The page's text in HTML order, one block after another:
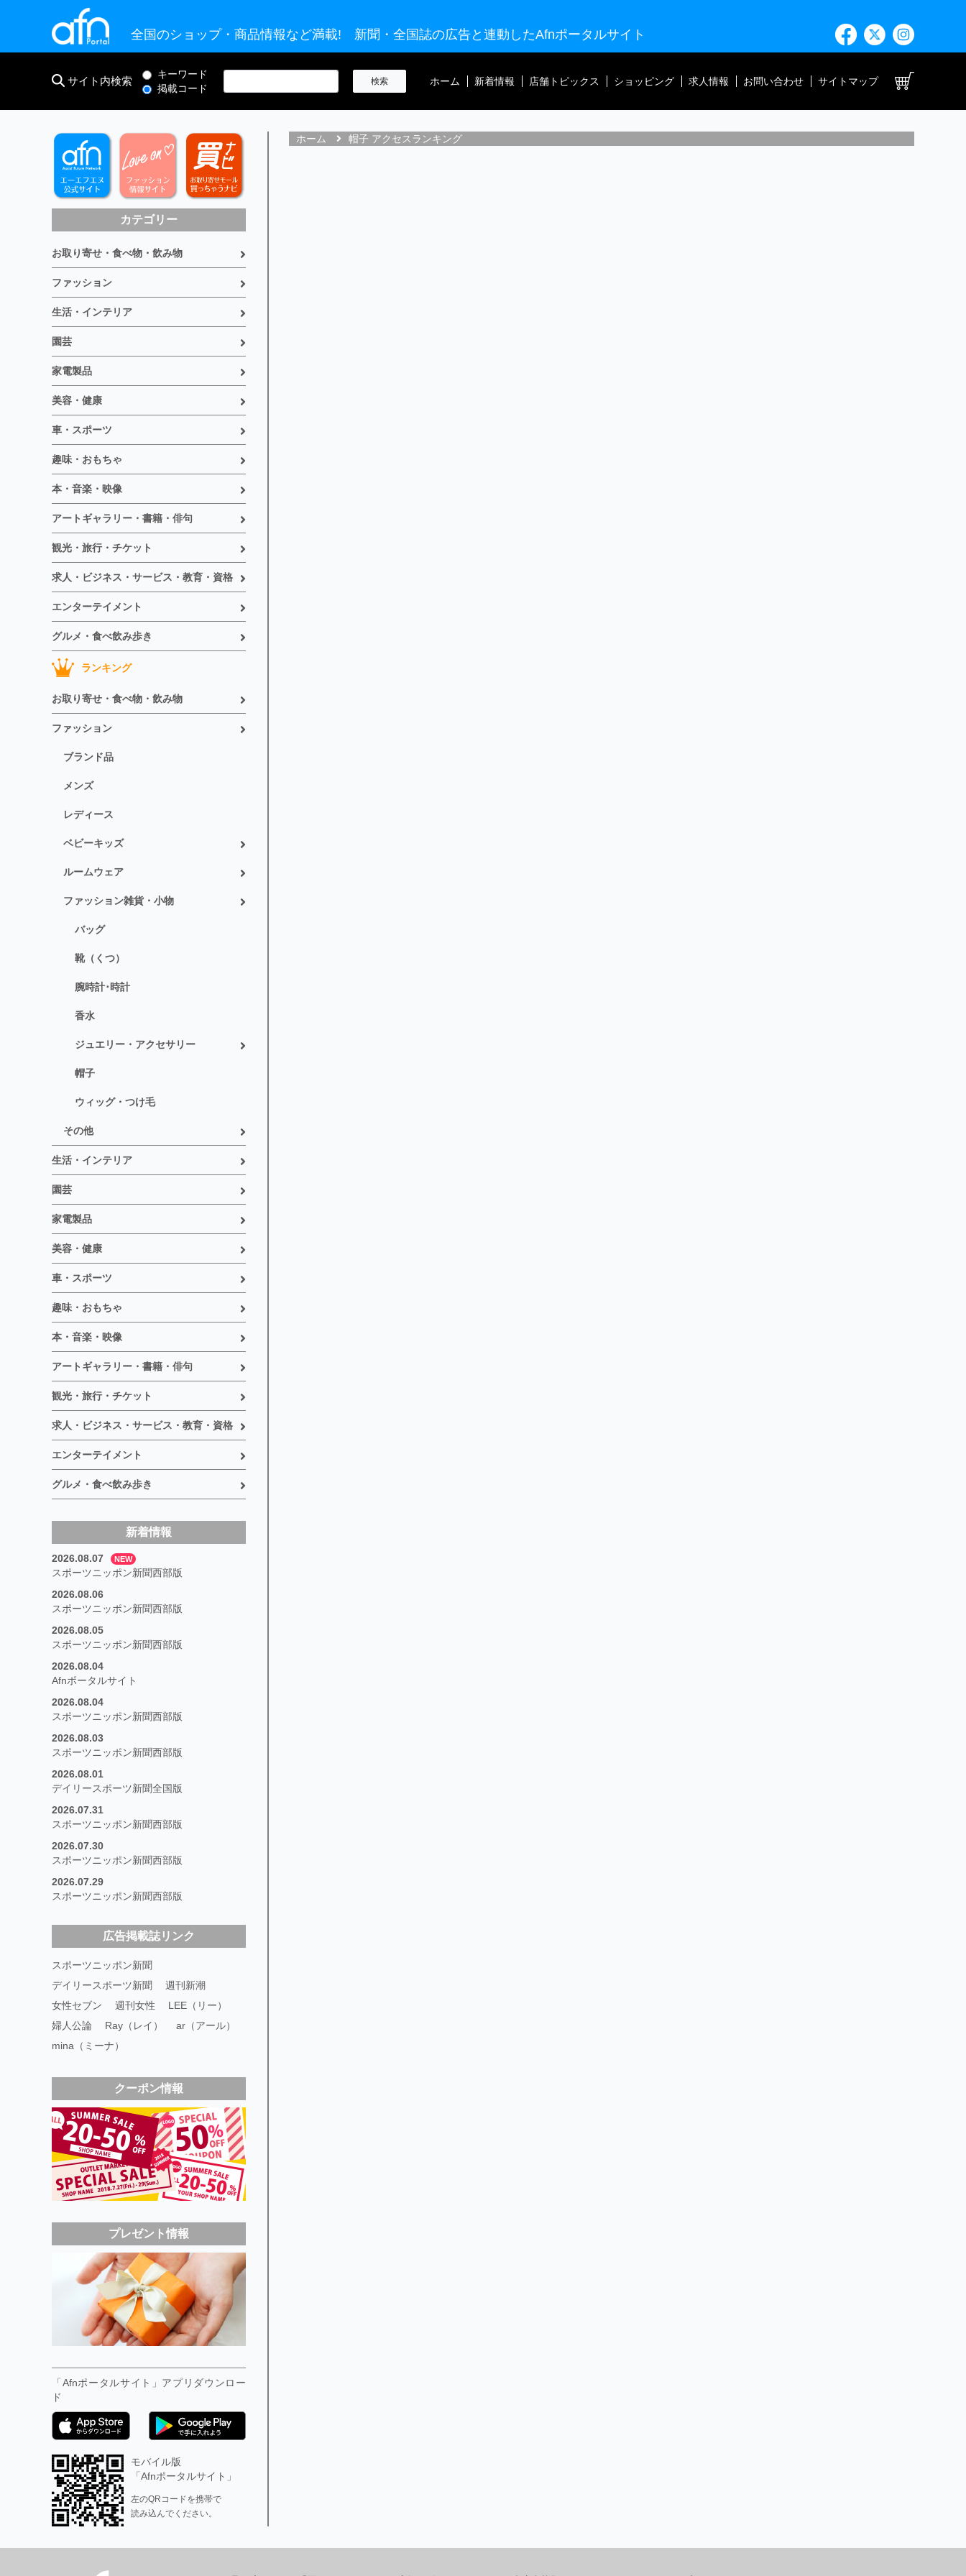
全国のショップ・商品情報など満載! 新聞・全国誌の広告と連動したAfnポータルサイト
サイト内検索
キーワード
掲載コード
ホーム 新着情報 店舗トピックス ショッピング 求人情報 お問い合わせ サイトマップ
カテゴリー
お取り寄せ・食べ物・飲み物
ファッション
生活・インテリア
園芸
家電製品
美容・健康
車・スポーツ
趣味・おもちゃ
本・音楽・映像
アートギャラリー・書籍・俳句
観光・旅行・チケット
求人・ビジネス・サービス・教育・資格
エンターテイメント
グルメ・食べ飲み歩き
ランキング
お取り寄せ・食べ物・飲み物
ファッション
ブランド品
メンズ
レディース
ベビーキッズ
ルームウェア
ファッション雑貨・小物
バッグ
靴（くつ）
腕時計･時計
香水
ジュエリー・アクセサリー
帽子
ウィッグ・つけ毛
その他
生活・インテリア
園芸
家電製品
美容・健康
車・スポーツ
趣味・おもちゃ
本・音楽・映像
アートギャラリー・書籍・俳句
観光・旅行・チケット
求人・ビジネス・サービス・教育・資格
エンターテイメント
グルメ・食べ飲み歩き
新着情報
2026.08.07 NEW
スポーツニッポン新聞西部版
2026.08.06
スポーツニッポン新聞西部版
2026.08.05
スポーツニッポン新聞西部版
2026.08.04
Afnポータルサイト
2026.08.04
スポーツニッポン新聞西部版
2026.08.03
スポーツニッポン新聞西部版
2026.08.01
デイリースポーツ新聞全国版
2026.07.31
スポーツニッポン新聞西部版
2026.07.30
スポーツニッポン新聞西部版
2026.07.29
スポーツニッポン新聞西部版
広告掲載誌リンク
スポーツニッポン新聞
デイリースポーツ新聞
週刊新潮
女性セブン
週刊女性
LEE（リー）
婦人公論
Ray（レイ）
ar（アール）
mina（ミーナ）
クーポン情報
プレゼント情報
「Afnポータルサイト」アプリダウンロー
ド
モバイル版
「Afnポータルサイト」
左のQRコードを携帯で
読み込んでください。
ホーム 帽子 アクセスランキング